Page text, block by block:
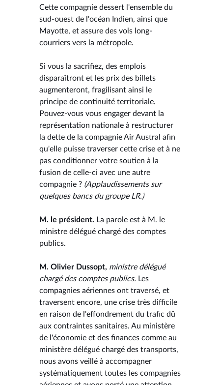
Cette compagnie dessert l'ensemble du
sud-ouest de l'océan Indien, ainsi que
Mayotte, et assure des vols long-
courriers vers la métropole.
Si vous la sacrifiez, des emplois
disparaîtront et les prix des billets
augmenteront, fragilisant ainsi le
principe de continuité territoriale.
Pouvez-vous vous engager devant la
représentation nationale à restructurer
la dette de la compagnie Air Austral afin
qu'elle puisse traverser cette crise et à ne
pas conditionner votre soutien à la
fusion de celle-ci avec une autre
compagnie ? (Applaudissements sur
quelques bancs du groupe LR.)
M. le président. La parole est à M. le
ministre délégué chargé des comptes
publics.
M. Olivier Dussopt, ministre délégué
chargé des comptes publics. Les
compagnies aériennes ont traversé, et
traversent encore, une crise très difficile
en raison de l'effondrement du trafic dû
aux contraintes sanitaires. Au ministère
de l'économie et des finances comme au
ministère délégué chargé des transports,
nous avons veillé à accompagner
systématiquement toutes les compagnies